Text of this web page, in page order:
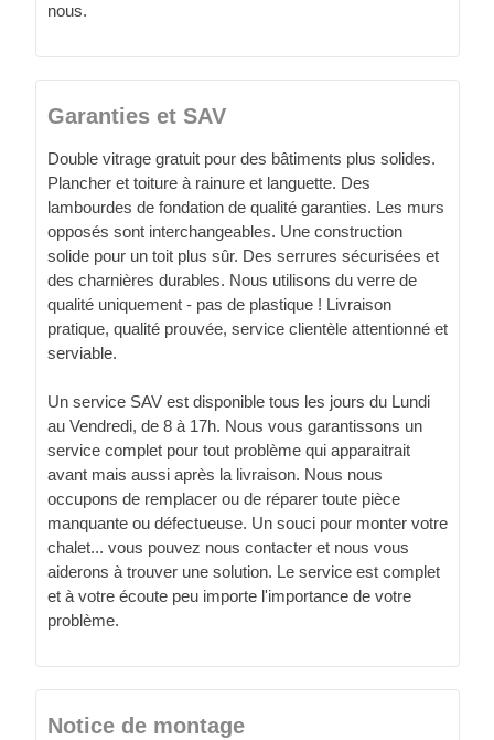
nous.
Garanties et SAV
Double vitrage gratuit pour des bâtiments plus solides.
Plancher et toiture à rainure et languette. Des
lambourdes de fondation de qualité garanties. Les murs
opposés sont interchangeables. Une construction
solide pour un toit plus sûr. Des serrures sécurisées et
des charnières durables. Nous utilisons du verre de
qualité uniquement - pas de plastique ! Livraison
pratique, qualité prouvée, service clientèle attentionné et
serviable.
Un service SAV est disponible tous les jours du Lundi
au Vendredi, de 8 à 17h. Nous vous garantissons un
service complet pour tout problème qui apparaitrait
avant mais aussi après la livraison. Nous nous
occupons de remplacer ou de réparer toute pièce
manquante ou défectueuse. Un souci pour monter votre
chalet... vous pouvez nous contacter et nous vous
aiderons à trouver une solution. Le service est complet
et à votre écoute peu importe l'importance de votre
problème.
Notice de montage